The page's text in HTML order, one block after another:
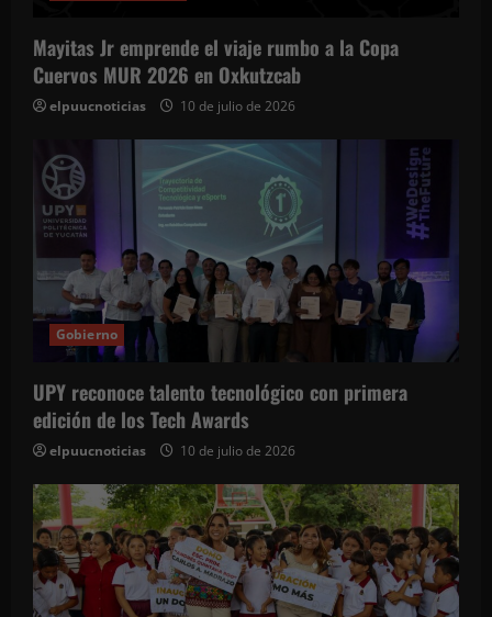
Mayitas Jr emprende el viaje rumbo a la Copa
Cuervos MUR 2026 en Oxkutzcab
elpuucnoticias 10 de julio de 2026
Gobierno
UPY reconoce talento tecnológico con primera
edición de los Tech Awards
elpuucnoticias 10 de julio de 2026